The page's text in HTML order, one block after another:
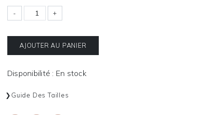
- +
AJOUTER AU PANIER
Disponibilité : En stock
Guide Des Tailles